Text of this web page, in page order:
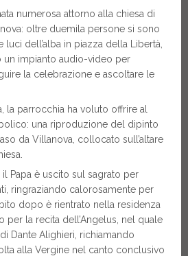
numerosa attorno alla chiesa di
oltre duemila persone si sono
dell’alba in piazza della Libertà,
un impianto audio-video per
la celebrazione e ascoltare le
la parrocchia ha voluto offrire al
una riproduzione del dipinto
da Villanova, collocato sull’altare
Papa è uscito sul sagrato per
ringraziando calorosamente per
dopo è rientrato nella residenza
per la recita dell’Angelus, nel quale
Dante Alighieri, richiamando
alla Vergine nel canto conclusivo